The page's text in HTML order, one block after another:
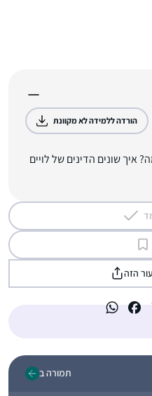
הורדה ללמידה לא מקוונת
איך שונים הדינים של לויים
הזה
תמורה ב